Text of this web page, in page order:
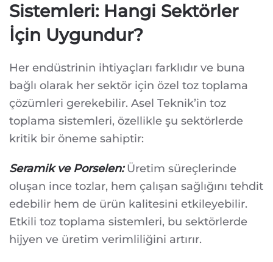
Sistemleri: Hangi Sektörler
İçin Uygundur?
Her endüstrinin ihtiyaçları farklıdır ve buna
bağlı olarak her sektör için özel toz toplama
çözümleri gerekebilir. Asel Teknik’in toz
toplama sistemleri, özellikle şu sektörlerde
kritik bir öneme sahiptir:
Seramik ve Porselen:Üretim süreçlerinde
oluşan ince tozlar, hem çalışan sağlığını tehdit
edebilir hem de ürün kalitesini etkileyebilir.
Etkili toz toplama sistemleri, bu sektörlerde
hijyen ve üretim verimliliğini artırır.